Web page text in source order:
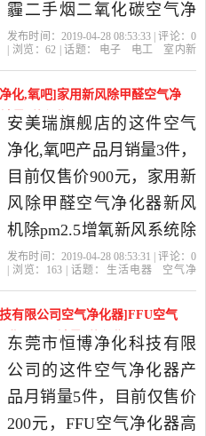
霾二手烟二氧化碳空气净
化器是2019年352旗舰店精
高的室内新风系统，由北
京发货。
发布时间：2019-04-28 08:53:33 | 评论： 0
| 浏览：62 | 话题： 电子 电工
室内新
化,氧吧]家用新风除甲醛空气净
量3件仅售900元
安美瑞旗舰店的这件空气
净化,氧吧产品月销量3件，
目前仅售价900元，家用新
风除甲醛空气净化器新风
机除pm2.5增氧新风系统除
二氧化碳是2019年安美瑞
性价比很高的空气净化,氧
吧，由广东 东莞发货。
发布时间：2019-04-28 08:53:31 | 评论： 0
| 浏览： 163 | 话题： 生活电器
空气净
有限公司空气净化器]FFU空气
业FFU月销量5件仅售200元
东莞市恒博净化科技有限
公司的这件空气净化器产
品月销量5件，目前仅售价
200元，FFU空气净化器高